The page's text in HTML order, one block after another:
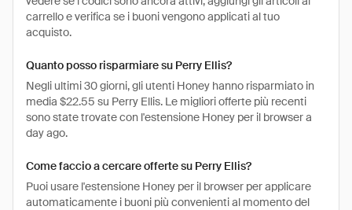
carrello e verifica se i buoni vengono applicati al tuo
acquisto.
Quanto posso risparmiare su Perry Ellis?
Negli ultimi 30 giorni, gli utenti Honey hanno risparmiato in
media $22.55 su Perry Ellis. Le migliori offerte più recenti
sono state trovate con l'estensione Honey per il browser a
day ago.
Come faccio a cercare offerte su Perry Ellis?
Puoi usare l'estensione Honey per il browser per applicare
automaticamente i buoni più convenienti al momento del